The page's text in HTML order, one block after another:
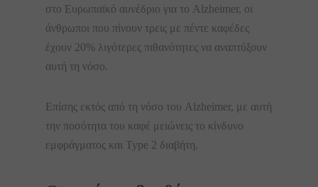
στο Ευρωπαϊκό αυνέδριο για το Alzheimer, οι
άνθρωποι που πίνουν τρεις με πέντε καφέδες
έχουν 20% λιγότερες πιθανότητες να αναπτύξουν
αυτή τη νόσο.
Επίσης εκτός από τη νόσο του Alzheimer, με αυτή
την ποσότητα του καφέ μειώνεις το κίνδυνο
εμφράγματος και Type 2 διαβήτη.